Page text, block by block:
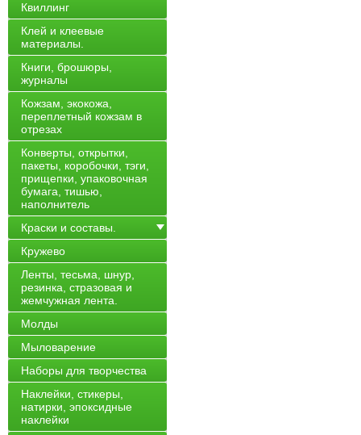
Квиллинг
Клей и клеевые
материалы.
Книги, брошюры,
журналы
Кожзам, экокожа,
переплетный кожзам в
отрезах
Конверты, открытки,
пакеты, коробочки, тэги,
прищепки, упаковочная
бумага, тишью,
наполнитель
Краски и составы.
Кружево
Ленты, тесьма, шнур,
резинка, стразовая и
жемчужная лента.
Молды
Мыловарение
Наборы для творчества
Наклейки, стикеры,
натирки, эпоксидные
наклейки